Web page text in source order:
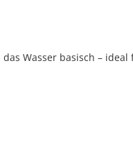
Wasser basisch –